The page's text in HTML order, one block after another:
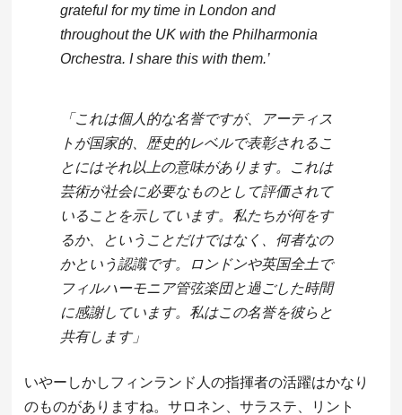
grateful for my time in London and
throughout the UK with the Philharmonia
Orchestra. I share this with them.’
「これは個人的な名誉ですが、アーティス
トが国家的、歴史的レベルで表彰されるこ
とにはそれ以上の意味があります。これは
芸術が社会に必要なものとして評価されて
いることを示しています。私たちが何をす
るか、ということだけではなく、何者なの
かという認識です。ロンドンや英国全土で
フィルハーモニア管弦楽団と過ごした時間
に感謝しています。私はこの名誉を彼らと
共有します」
いやーしかしフィンランド人の指揮者の活躍はかなり
のものがありますね。サロネン、サラステ、リント